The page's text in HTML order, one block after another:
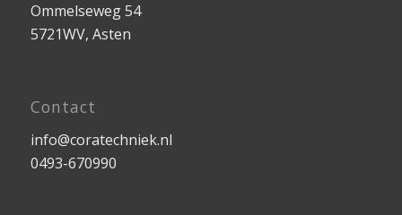
Ommelseweg 54
5721WV, Asten
Contact
info@coratechniek.nl
0493-670990